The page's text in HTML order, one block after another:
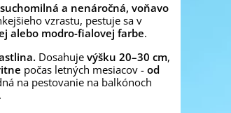
a nenáročná, voňavo
vzrastu, pestuje sa v
alebo modro-fialovej farbe.
Dosahuje výšku 20–30 cm,
počas letných mesiacov - od
na pestovanie na balkónoch